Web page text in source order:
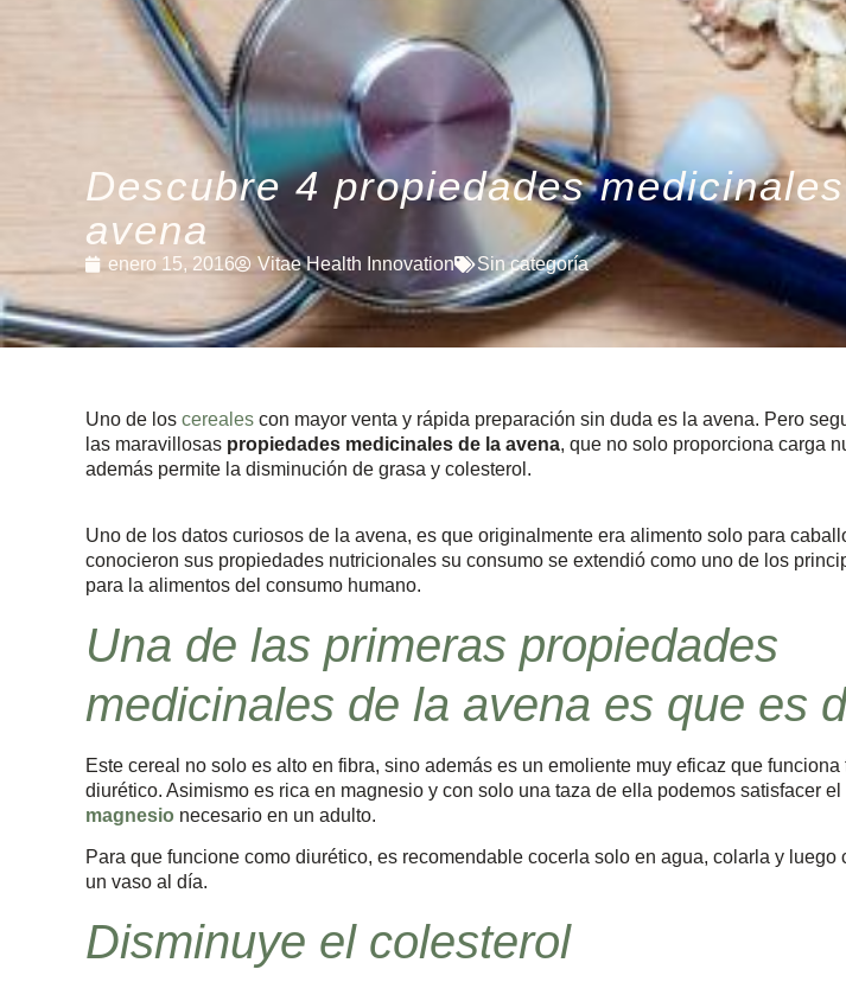
Descubre 4 propiedades
avena
enero 15, 2016 Vitae Health Innovation Sin categoría
Uno de los cereales con mayor venta y rápida preparación sin duda es la avena. Pero
las maravillosas propiedades medicinales de la avena, que no solo proporciona carga
además permite la disminución de grasa y colesterol.
Uno de los datos curiosos de la avena, es que originalmente era alimento solo para
conocieron sus propiedades nutricionales su consumo se extendió como uno de los
para la alimentos del consumo humano.
Una de las primeras propiedades
medicinales de la avena es que es
Este cereal no solo es alto en fibra, sino además es un emoliente muy eficaz que funciona
diurético. Asimismo es rica en magnesio y con solo una taza de ella podemos satisfacer
magnesio necesario en un adulto.
Para que funcione como diurético, es recomendable cocerla solo en agua, colarla y luego
un vaso al día.
Disminuye el colesterol